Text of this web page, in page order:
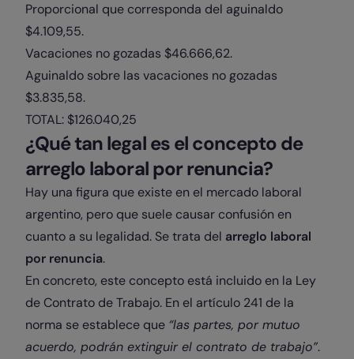
Proporcional que corresponda del aguinaldo
$4.109,55.
Vacaciones no gozadas $46.666,62.
Aguinaldo sobre las vacaciones no gozadas
$3.835,58.
TOTAL: $126.040,25
¿Qué tan legal es el concepto de
arreglo laboral por renuncia?
Hay una figura que existe en el mercado laboral
argentino, pero que suele causar confusión en
cuanto a su legalidad. Se trata del arreglo laboral
por renuncia.
En concreto, este concepto está incluido en la Ley
de Contrato de Trabajo. En el artículo 241 de la
norma se establece que “las partes, por mutuo
acuerdo, podrán extinguir el contrato de trabajo”.